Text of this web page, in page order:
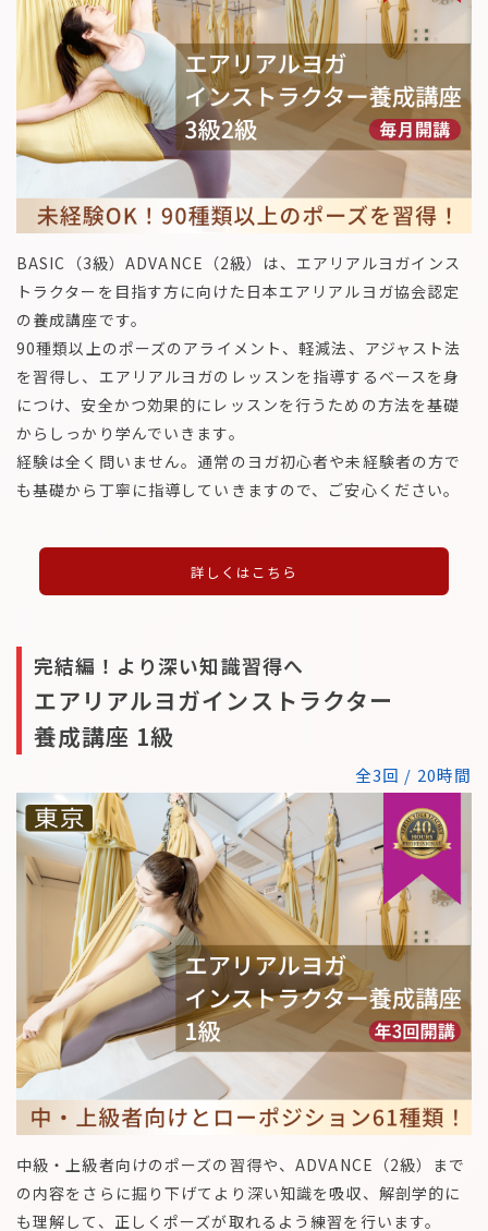
BASIC（3級）ADVANCE（2級）は、エアリアルヨガインス
トラクターを目指す方に向けた日本エアリアルヨガ協会認定
の養成講座です。
90種類以上のポーズのアライメント、軽減法、アジャスト法
を習得し、エアリアルヨガのレッスンを指導するベースを身
につけ、安全かつ効果的にレッスンを行うための方法を基礎
からしっかり学んでいきます。
経験は全く問いません。通常のヨガ初心者や未経験者の方で
も基礎から丁寧に指導していきますので、ご安心ください。
詳しくはこちら
完結編！より深い知識習得へ
エアリアルヨガインストラクター
養成講座 1級
全3回 / 20時間
中級・上級者向けのポーズの習得や、ADVANCE（2級）まで
の内容をさらに掘り下げてより深い知識を吸収、解剖学的に
も理解して、正しくポーズが取れるよう練習を行います。